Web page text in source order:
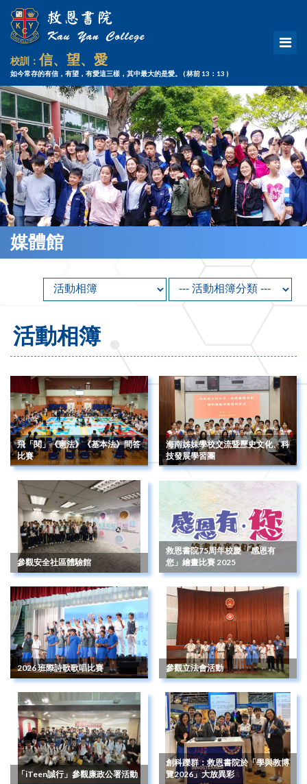
校訓：信、望、愛
如今常存的有信，有望，有愛這三樣，其中最大的是愛。 ( 林前 13：13 )
媒體館
活動相簿
飛「閱」《憲法》《基本法》問答
比賽
海南姊妹學校交流暨歷史文化、科
技發展學習團
參觀安全社區體驗館
救恩書院75周年校慶 「感恩有
您」繪畫比賽 2025
2026 班際詩歌歌唱比賽 參觀立法會活動
「iTeen誠行」參觀廉政公署活動
創科躒群：救恩書院於「學與教博
覽2026」大放異彩